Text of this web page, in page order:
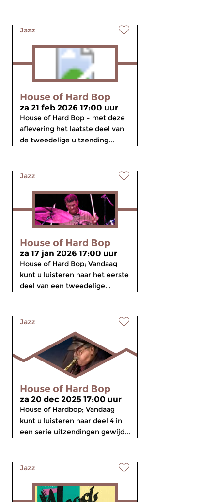
Jazz
House of Hard Bop
za 21 feb 2026 17:00 uur
House of Hard Bop – met deze
aflevering het laatste deel van
de tweedelige uitzending...
Jazz
House of Hard Bop
za 17 jan 2026 17:00 uur
House of Hard Bop; Vandaag
kunt u luisteren naar het eerste
deel van een tweedelige...
Jazz
House of Hard Bop
za 20 dec 2025 17:00 uur
House of Hardbop; Vandaag
kunt u luisteren naar deel 4 in
een serie uitzendingen gewijd...
Jazz